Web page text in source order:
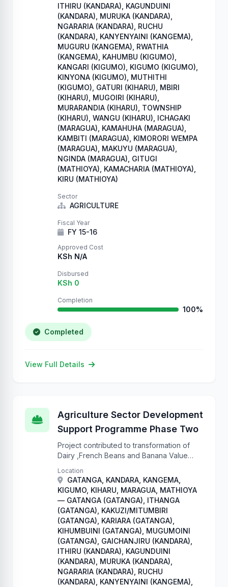
ITHIRU (KANDARA), KAGUNDUINI
(KANDARA), MURUKA (KANDARA),
NGARARIA (KANDARA), RUCHU
(KANDARA), KANYENYAINI (KANGEMA),
MUGURU (KANGEMA), RWATHIA
(KANGEMA), KAHUMBU (KIGUMO),
KANGARI (KIGUMO), KIGUMO (KIGUMO),
KINYONA (KIGUMO), MUTHITHI
(KIGUMO), GATURI (KIHARU), MBIRI
(KIHARU), MUGOIRI (KIHARU),
MURARANDIA (KIHARU), TOWNSHIP
(KIHARU), WANGU (KIHARU), ICHAGAKI
(MARAGUA), KAMAHUHA (MARAGUA),
KAMBITI (MARAGUA), KIMORORI WEMPA
(MARAGUA), MAKUYU (MARAGUA),
NGINDA (MARAGUA), GITUGI
(MATHIOYA), KAMACHARIA (MATHIOYA),
KIRU (MATHIOYA)
Sector
AGRICULTURE
Fiscal Year
FY 15-16
Approved Cost
KSh N/A
Disbursed
KSh 0
Completion
100%
Completed
View Full Details
Agriculture Sector Development
Support Programme Phase Two
Project contributed to transformation of
Dairy ,French Beans and Banana Value
enterprises that ensure sustainable food
and nutrition security.
Location
GATANGA, KANDARA, KANGEMA,
KIGUMO, KIHARU, MARAGUA, MATHIOYA
— GATANGA (GATANGA), ITHANGA
(GATANGA), KAKUZI/MITUMBIRI
(GATANGA), KARIARA (GATANGA),
KIHUMBUINI (GATANGA), MUGUMOINI
(GATANGA), GAICHANJIRU (KANDARA),
ITHIRU (KANDARA), KAGUNDUINI
(KANDARA), MURUKA (KANDARA),
NGARARIA (KANDARA), RUCHU
(KANDARA), KANYENYAINI (KANGEMA),